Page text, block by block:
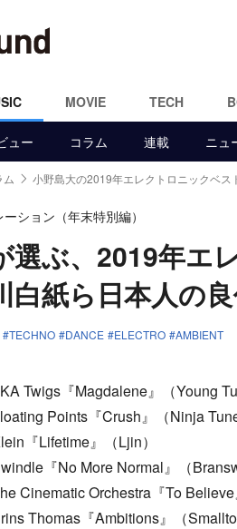
MOVIE TECH
ュー コラム 連載 ニュ
ム 小野島大の2019年エレクトロニックベス
ション（年末特別編）
選ぶ、2019年
白紙ら日本人の
TECHNO DANCE ELECTRO AMBIENT
ェア
ーク
Twigs『Magdalene』（Young
Points『Crush』（Ninja Tune
『Lifetime』（Ljin）
『No More Normal』（
Cinematic Orchestra『To Believe
Thomas『Ambitions』（